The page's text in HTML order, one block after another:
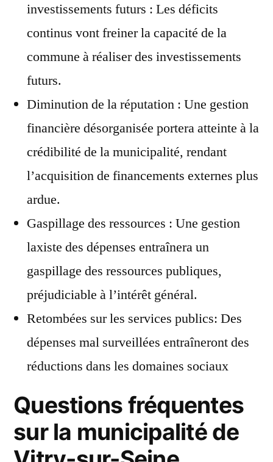
investissements futurs : Les déficits
continus vont freiner la capacité de la
commune à réaliser des investissements
futurs.
Diminution de la réputation : Une gestion
financière désorganisée portera atteinte à la
crédibilité de la municipalité, rendant
l’acquisition de financements externes plus
ardue.
Gaspillage des ressources : Une gestion
laxiste des dépenses entraînera un
gaspillage des ressources publiques,
préjudiciable à l’intérêt général.
Retombées sur les services publics: Des
dépenses mal surveillées entraîneront des
réductions dans les domaines sociaux
Questions fréquentes
sur la municipalité de